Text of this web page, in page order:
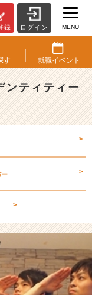
録 ログイン MENU
す 就職イベント
ンティティー
>
ー >
>